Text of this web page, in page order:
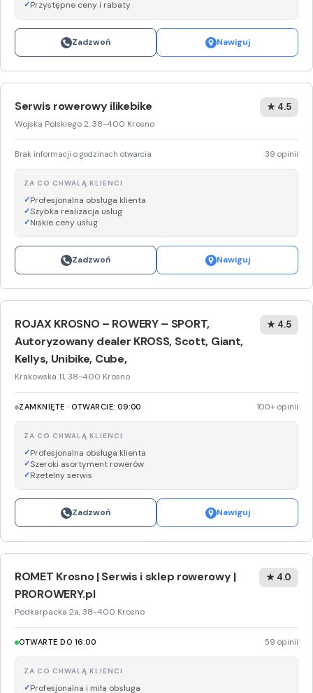
Przystępne ceny i rabaty
Zadzwoń Nawiguj
Serwis rowerowy ilikebike
Wojska Polskiego 2, 38-400 Krosno
★ 4.5
Brak informacji o godzinach otwarcia 39 opinii
ZA CO CHWALĄ KLIENCI
Profesjonalna obsługa klienta
Szybka realizacja usług
Niskie ceny usług
Zadzwoń Nawiguj
ROJAX KROSNO – ROWERY – SPORT,
Autoryzowany dealer KROSS, Scott, Giant,
Kellys, Unibike, Cube,
Krakowska 11, 38-400 Krosno
★ 4.5
ZAMKNIĘTE · OTWARCIE: 09:00 100+ opinii
ZA CO CHWALĄ KLIENCI
Profesjonalna obsługa klienta
Szeroki asortyment rowerów
Rzetelny serwis
Zadzwoń Nawiguj
ROMET Krosno | Serwis i sklep rowerowy |
PROROWERY.pl
Podkarpacka 2a, 38-400 Krosno
★ 4.0
OTWARTE DO 16:00 59 opinii
ZA CO CHWALĄ KLIENCI
Profesjonalna i miła obsługa